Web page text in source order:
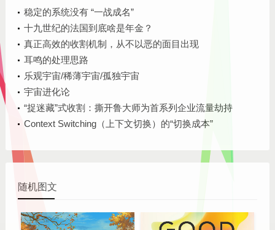
稳定的系统没有 “一战成名”
十九世纪的法国到底啥是年金？
真正高效的收割机制，从不以恶的面目出现
耳鸣的处理思路
乐观宇宙/稀薄宇宙/孤独宇宙
宇宙进化论
“捉迷藏”式收割：撕开鲁大师为首系列企业流量劫持
黑幕！
Context Switching（上下文切换）的“切换成本”
随机图文